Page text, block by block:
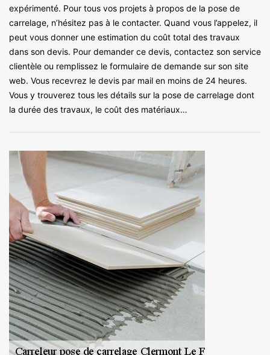
expérimenté. Pour tous vos projets à propos de la pose de
carrelage, n’hésitez pas à le contacter. Quand vous l’appelez, il
peut vous donner une estimation du coût total des travaux
dans son devis. Pour demander ce devis, contactez son service
clientèle ou remplissez le formulaire de demande sur son site
web. Vous recevrez le devis par mail en moins de 24 heures.
Vous y trouverez tous les détails sur la pose de carrelage dont
la durée des travaux, le coût des matériaux…